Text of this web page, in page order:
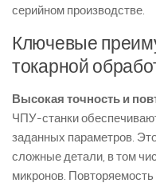
серийном производстве.
Ключевые
токарной
Высокая точность и
ЧПУ-станки
заданных параметров.
сложные детали, в том
микронов.